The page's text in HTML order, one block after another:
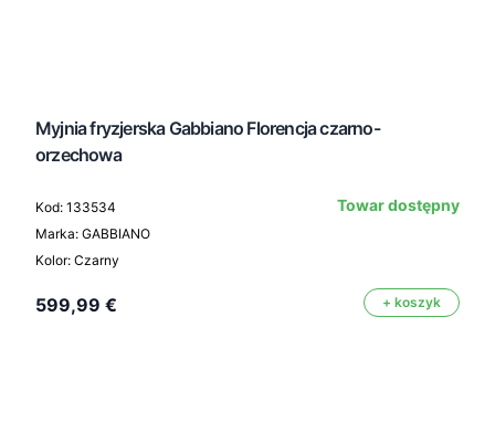
Myjnia fryzjerska Gabbiano Florencja czarno-
orzechowa
Kod: 133534
Marka: GABBIANO
Kolor: Czarny
Towar dostępny
599,99 € + koszyk